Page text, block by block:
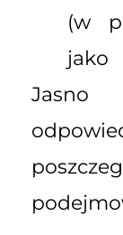
(w
jako